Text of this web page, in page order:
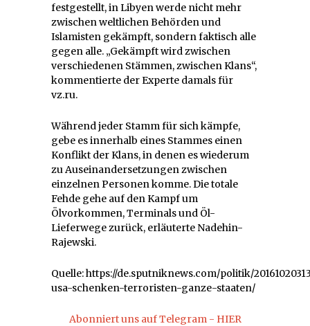
festgestellt, in Libyen werde nicht mehr
zwischen weltlichen Behörden und
Islamisten gekämpft, sondern faktisch alle
gegen alle. „Gekämpft wird zwischen
verschiedenen Stämmen, zwischen Klans“,
kommentierte der Experte damals für
vz.ru.
Während jeder Stamm für sich kämpfe,
gebe es innerhalb eines Stammes einen
Konflikt der Klans, in denen es wiederum
zu Auseinandersetzungen zwischen
einzelnen Personen komme. Die totale
Fehde gehe auf den Kampf um
Ölvorkommen, Terminals und Öl-
Lieferwege zurück, erläuterte Nadehin-
Rajewski.
Quelle: https://de.sputniknews.com/politik/
usa-schenken-terroristen-ganze-staaten/
Abonniert uns auf Telegram - HIER